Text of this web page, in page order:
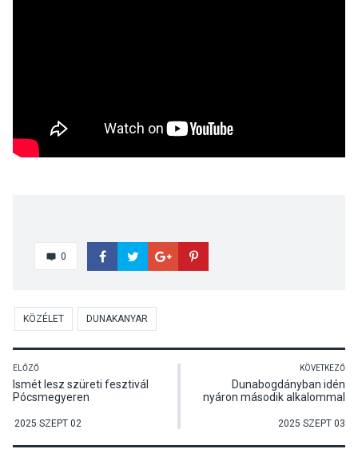
0
KÖZÉLET DUNAKANYAR
ELŐZŐ
Ismét lesz szüreti fesztivál
Pócsmegyeren
2025 SZEPT 02
KÖVETKEZŐ
Dunabogdányban idén
nyáron második alkalommal
Művelődési Házban
2025 SZEPT 03